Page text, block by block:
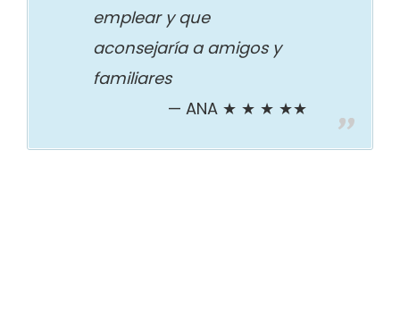
emplear y que
aconsejaría a amigos y
familiares
ANA ★ ★ ★ ★★